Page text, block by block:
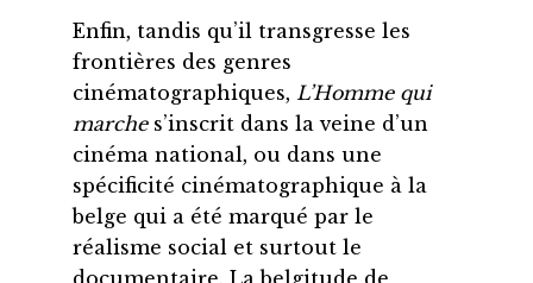
Enfin, tandis qu’il transgresse les
frontières des genres
cinématographiques, L’Homme qui
marches’inscrit dans la veine d’un
cinéma national, ou dans une
spécificité cinématographique à la
belge qui a été marqué par le
réalisme social et surtout le
documentaire. La belgitude de